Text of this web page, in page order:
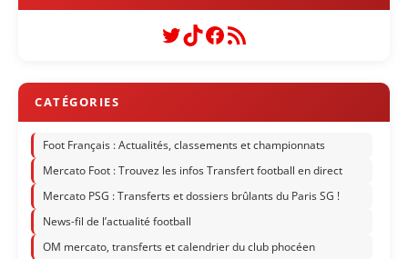
Twitter
TikTok
Facebook
Flux RSS
Foot Français : Actualités, classements et championnats
Mercato Foot : Trouvez les infos Transfert football en direct
Mercato PSG : Transferts et dossiers brûlants du Paris SG !
News-fil de l’actualité football
OM mercato, transferts et calendrier du club phocéen